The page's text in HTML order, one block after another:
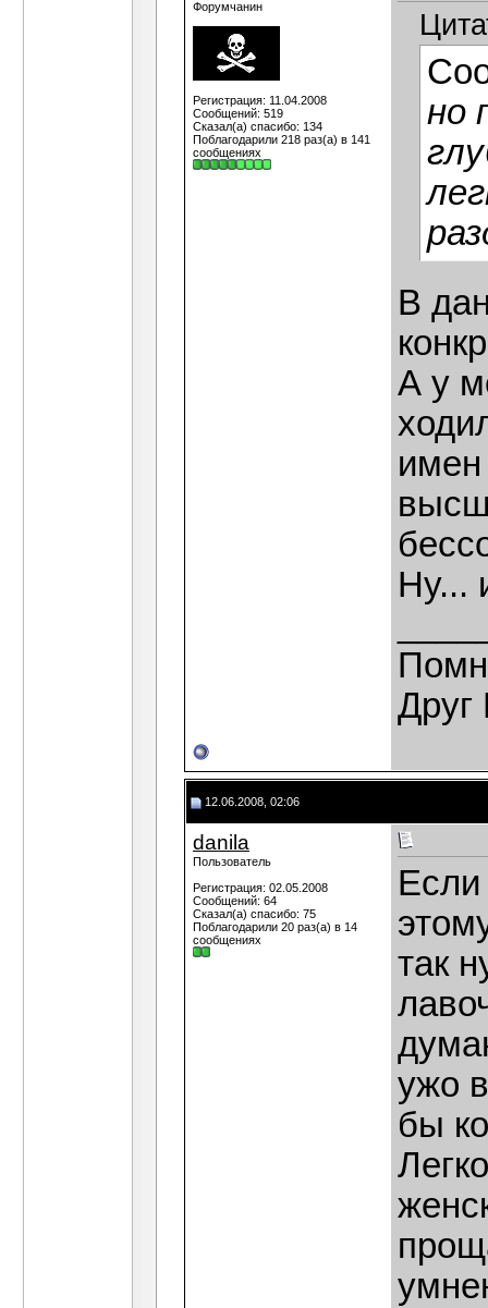
Форумчанин
Регистрация: 11.04.2008
Сообщений: 519
Сказал(а) спасибо: 134
Поблагодарили 218 раз(а) в 141
сообщениях
но
В
А у
имен
Ну...
Друг
12.06.2008, 02:06
danila
Пользователь
Регистрация: 02.05.2008
Сообщений: 64
Сказал(а) спасибо: 75
Поблагодарили 20 раз(а) в 14
сообщениях
так
ужо
бы